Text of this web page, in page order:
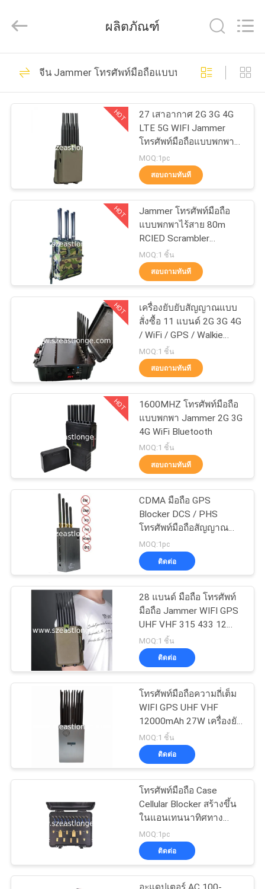
บ้าน
สินค้า
เกี่ยว
ทัวร์
ควบคุม
คุณภาพ
เรา
ราคา
PRIVACY
POLICY
EASTLONGE
ELECTRONICS(HK)
Jammer สัญญาณ
โทรศัพท์มือถือ
161
Jammer โทรศัพท์มือ
ถือแบบพกพา
89
โดรน UAV Jammer
38
Jammer กำลังสูง
Jammer สัญญาณ
GPS
74
Jammer การควบคุม
ระยะไกล
39
Jammer บันทึกเสียง
ผลิตภัณฑ์
จีน Jammer โทรศัพท์มือถือแบบพกพา
HOT
27 เสาอากาศ 2G 3G 4G
LTE 5G WIFI Jammer
โทรศัพท์มือถือแบบพกพา
พร้อม GPS VHF UHF การ
ปิดกั้นวิทยุ FM
MOQ:1pc
สอบถามทันที
HOT
Jammer โทรศัพท์มือถือ
แบบพกพาไร้สาย 80m
RCIED Scrambler
ความถี่วิทยุ
MOQ:1 ชิ้น
สอบถามทันที
HOT
เครื่องยับยับสัญญาณแบบ
สั่งซื้อ 11 แบนด์ 2G 3G 4G
/ WiFi / GPS / Walkie
Talkie พกพา 60W
พลังงานสูง
MOQ:1 ชิ้น
สอบถามทันที
HOT
1600MHZ โทรศัพท์มือถือ
แบบพกพา Jammer 2G 3G
4G WiFi Bluetooth
MOQ:1 ชิ้น
สอบถามทันที
CDMA มือถือ GPS
Blocker DCS / PHS
โทรศัพท์มือถือสัญญาณ
Booster ความคิดเห็น
MOQ:1pc
ติดต่อ
28 แบนด์ มือถือ โทรศัพท์
มือถือ Jammer WIFI GPS
UHF VHF 315 433 12
เดือนการรับประกัน
MOQ:1 ชิ้น
ติดต่อ
โทรศัพท์มือถือความถี่เต็ม
WIFI GPS UHF VHF
12000mAh 27W เครื่องยับ
ยับสัญญาณพกพา
MOQ:1 ชิ้น
ติดต่อ
โทรศัพท์มือถือ Case
Cellular Blocker สร้างขึ้น
ในแอนเทนนาทิศทาง
แบตเตอรี่ที่สามารถชาร์จ
ได้
MOQ:1pc
ติดต่อ